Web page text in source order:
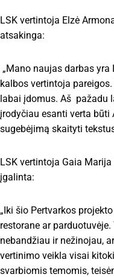
LSK vertintoja Elzė
atsakinga:
„Mano naujas darbas
kalbos vertintoja
labai įdomus. Aš pažadu
įrodyčiau esanti verta
sugebėjimą skaityti
LSK vertintoja Gaia
įgalinta:
„Iki šio Pertvarkos
restorane ar
nebandžiau ir nežinojau,
vertinimo veikla visai
svarbiomis temomis,